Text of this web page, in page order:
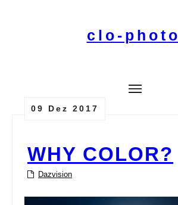
KONTAINER
clo-photo
09 Dez 2017
WHY COLOR?
Dazvision